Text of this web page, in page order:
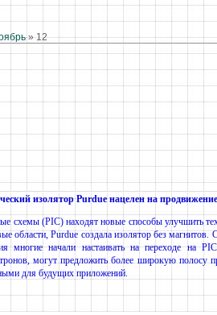
» 12
изолятор Purdue нацелен на
схемы (PIC) находят новые способы улучшить
области, Purdue создала изолятор без
многие начали настаивать на переходе на
могут предложить более широкую полосу
для будущих приложений.